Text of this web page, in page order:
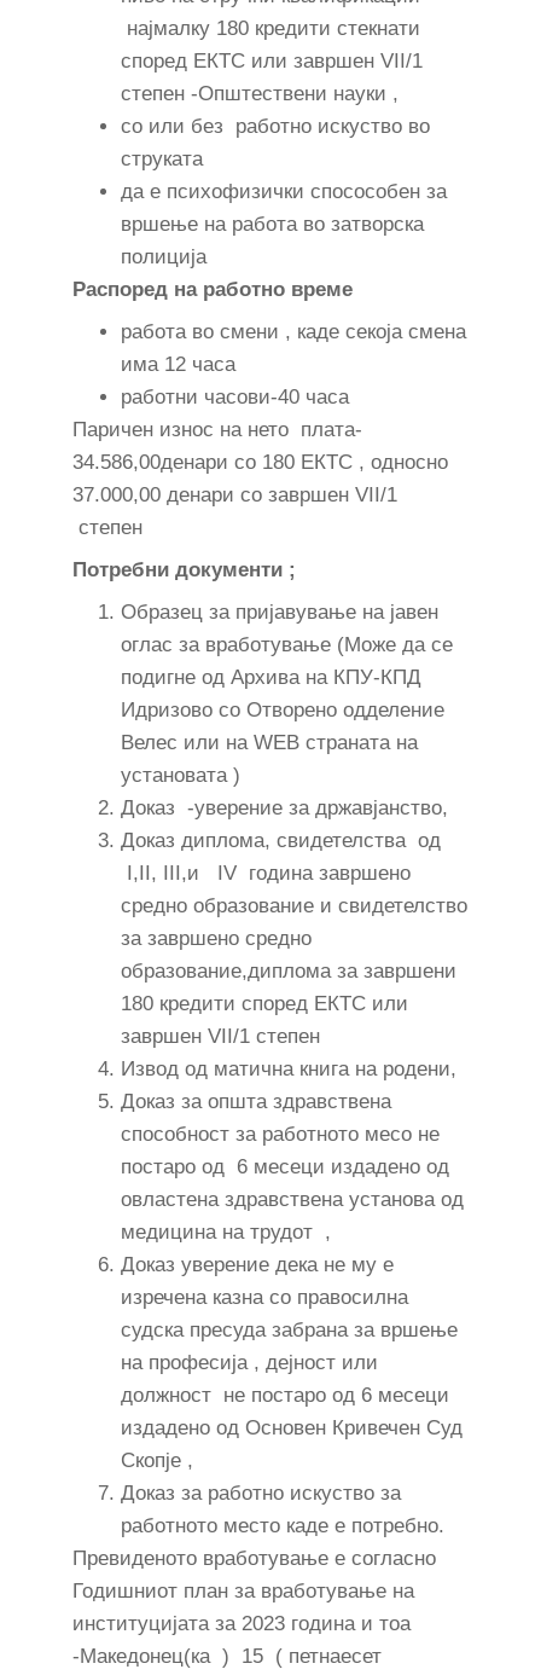
најмалку 180 кредити стекнати
според ЕКТС или завршен VII/1
степен -Општествени науки ,
со или без работно искуство во
струката
да е психофизички спосособен за
вршење на работа во затворска
полиција
Распоред на работно време
работа во смени , каде секоја смена
има 12 часа
работни часови-40 часа
Паричен износ на нето плата-
34.586,00денари со 180 ЕКТС , односно
37.000,00 денари со завршен VII/1
степен
Потребни документи ;
Образец за пријавување на јавен
оглас за вработување (Може да се
подигне од Архива на КПУ-КПД
Идризово со Отворено одделение
Велес или на WEB страната на
установата )
Доказ -уверение за државјанство,
Доказ диплома, свидетелства од
I,II, III,и IV година завршено
средно образование и свидетелство
за завршено средно
образование,диплома за завршени
180 кредити според ЕКТС или
завршен VII/1 степен
Извод од матична книга на родени,
Доказ за општа здравствена
способност за работното месо не
постаро од 6 месеци издадено од
овластена здравствена установа од
медицина на трудот ,
Доказ уверение дека не му е
изречена казна со правосилна
судска пресуда забрана за вршење
на професија , дејност или
должност не постаро од 6 месеци
издадено од Основен Кривечен Суд
Скопје ,
Доказ за работно искуство за
работното место каде е потребно.
Превиденото вработување е согласно
Годишниот план за вработување на
институцијата за 2023 година и тоа
-Македонец(ка ) 15 ( петнаесет